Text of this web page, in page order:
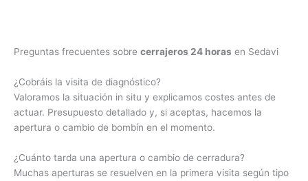
Preguntas frecuentes sobre cerrajeros 24 horas en Sedavi
¿Cobráis la visita de diagnóstico?
Valoramos la situación in situ y explicamos costes antes de
actuar. Presupuesto detallado y, si aceptas, hacemos la
apertura o cambio de bombín en el momento.
¿Cuánto tarda una apertura o cambio de cerradura?
Muchas aperturas se resuelven en la primera visita según tipo